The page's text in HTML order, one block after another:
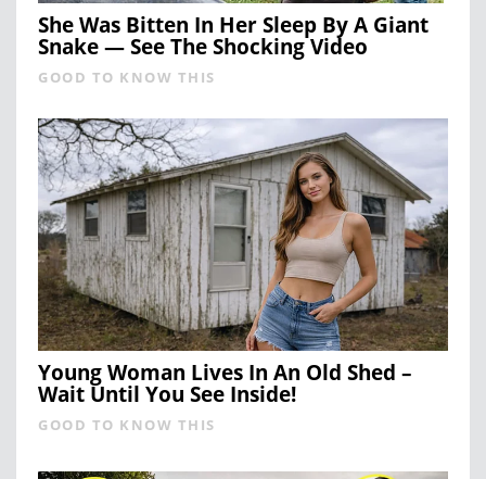
She Was Bitten In Her Sleep By A Giant
Snake — See The Shocking Video
GOOD TO KNOW THIS
Young Woman Lives In An Old Shed –
Wait Until You See Inside!
GOOD TO KNOW THIS